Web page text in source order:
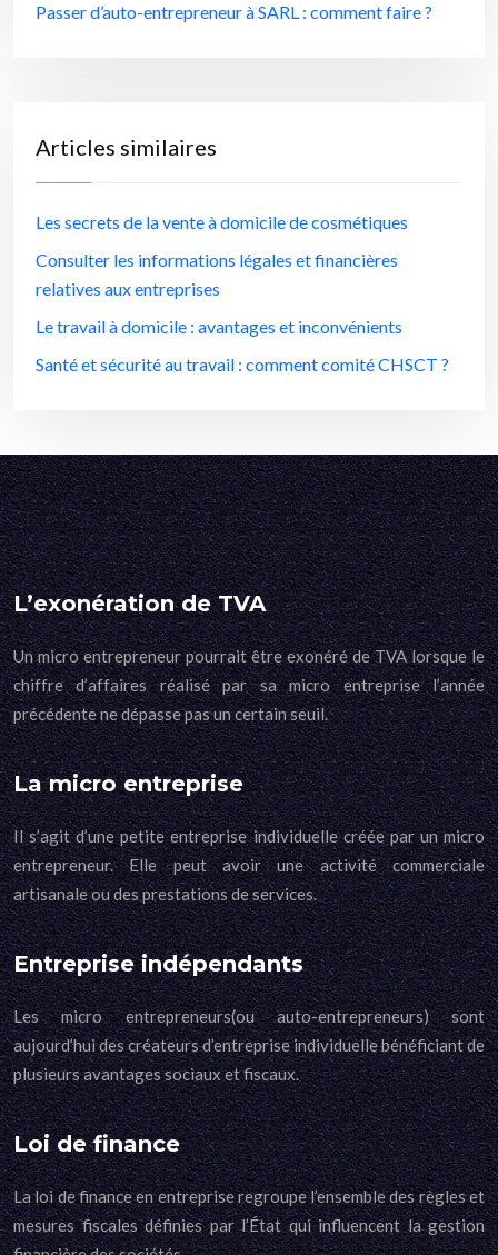
Passer d’auto-entrepreneur à SARL : comment faire ?
Articles similaires
Les secrets de la vente à domicile de cosmétiques
Consulter les informations légales et financières
relatives aux entreprises
Le travail à domicile : avantages et inconvénients
Santé et sécurité au travail : comment comité CHSCT ?
L’exonération de TVA
Un micro entrepreneur pourrait être exonéré de TVA lorsque le
chiffre d’affaires réalisé par sa micro entreprise l’année
précédente ne dépasse pas un certain seuil.
La micro entreprise
Il s’agit d’une petite entreprise individuelle créée par un micro
entrepreneur. Elle peut avoir une activité commerciale
artisanale ou des prestations de services.
Entreprise indépendants
Les micro entrepreneurs(ou auto-entrepreneurs) sont
aujourd’hui des créateurs d’entreprise individuelle bénéficiant de
plusieurs avantages sociaux et fiscaux.
Loi de finance
La loi de finance en entreprise regroupe l’ensemble des règles et
mesures fiscales définies par l’État qui influencent la gestion